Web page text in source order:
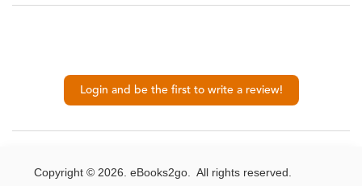
Login and be the first to write a review!
Copyright © 2026. eBooks2go. All rights reserved.